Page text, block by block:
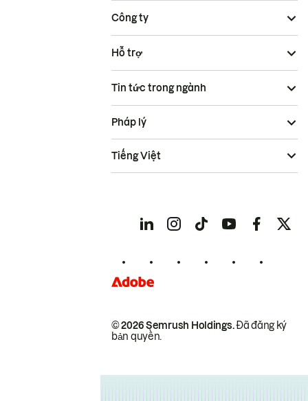
Công ty
Hỗ trợ
Tin tức trong ngành
© 2026 Semrush Holdings.Đã đăng ký
bản quyền.
Pháp lý
Tiếng Việt